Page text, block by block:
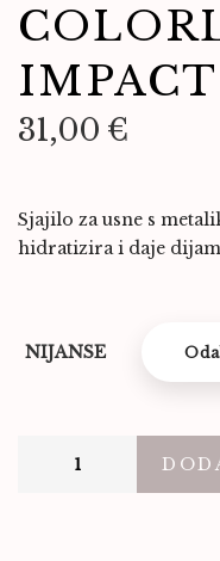
31,00 €
Sjajilo za usne s
hidratizira i daje
NIJANSE